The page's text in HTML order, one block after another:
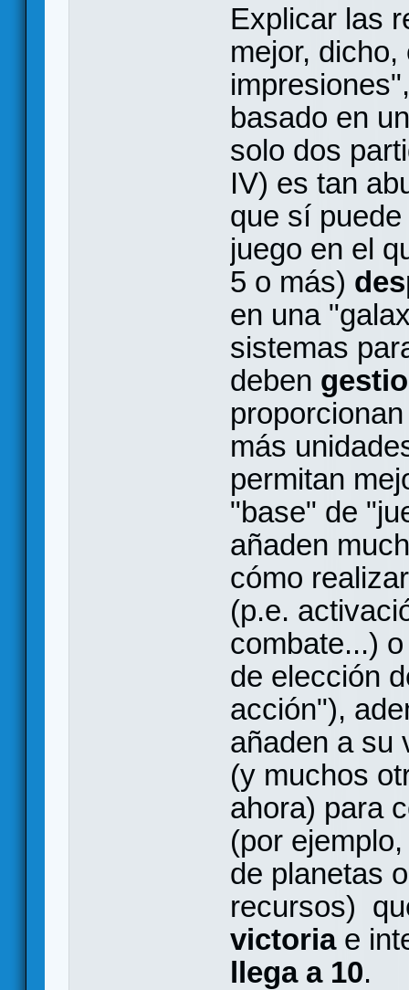
Explicar las
mejor,
basado en
solo dos
IV) es tan
que sí
juego en el
5 o más)
en una
sistemas
deben
más
permitan
"base" de
añaden
cómo
(p.e.
combate...)
de elección
acción"),
añaden a su
(y muchos
ahora) para
(por
de planetas
recursos)
victoriae
llega a 10.